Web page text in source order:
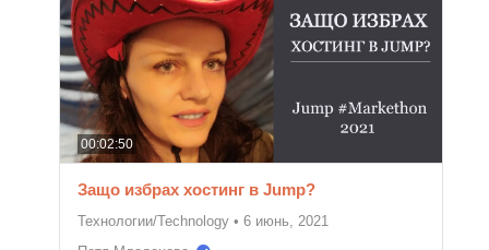
00:02:50
Защо избрах хостинг в Jump?
Технологии/Technology • 6 июнь, 2021